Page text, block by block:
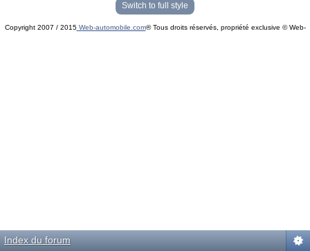
Switch to full style
Copyright 2007 / 2015Web-automobile.com® Tous droits réservés, propriété exclusive © Web-
Index du forum